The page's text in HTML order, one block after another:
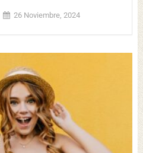
26 Noviembre, 2024